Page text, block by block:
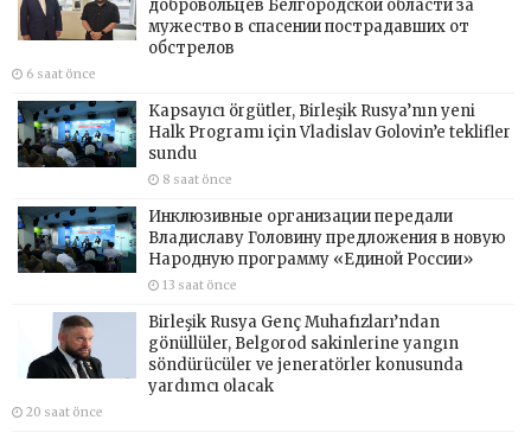
добровольцев Белгородской области за
мужество в спасении пострадавших от
обстрелов
6 saat önce
Kapsayıcı örgütler, Birleşik Rusya’nın yeni
Halk Programı için Vladislav Golovin’e teklifler
sundu
8 saat önce
Инклюзивные организации передали
Владиславу Головину предложения в новую
Народную программу «Единой России»
13 saat önce
Birleşik Rusya Genç Muhafızları’ndan
gönüllüler, Belgorod sakinlerine yangın
söndürücüler ve jeneratörler konusunda
yardımcı olacak
20 saat önce